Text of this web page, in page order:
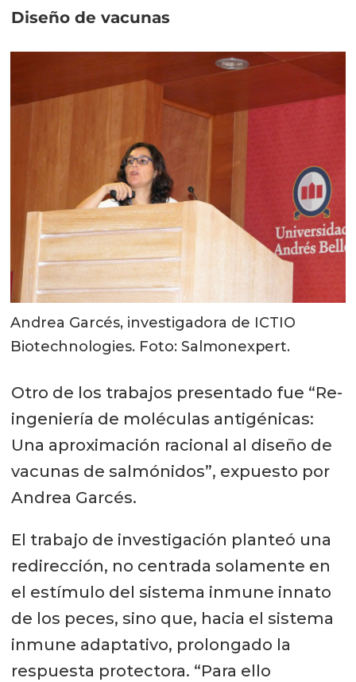
Diseño de vacunas
Andrea Garcés, investigadora de ICTIO
Biotechnologies. Foto: Salmonexpert.
Otro de los trabajos presentado fue “Re-
ingeniería de moléculas antigénicas:
Una aproximación racional al diseño de
vacunas de salmónidos”, expuesto por
Andrea Garcés.
El trabajo de investigación planteó una
redirección, no centrada solamente en
el estímulo del sistema inmune innato
de los peces, sino que, hacia el sistema
inmune adaptativo, prolongado la
respuesta protectora. “Para ello